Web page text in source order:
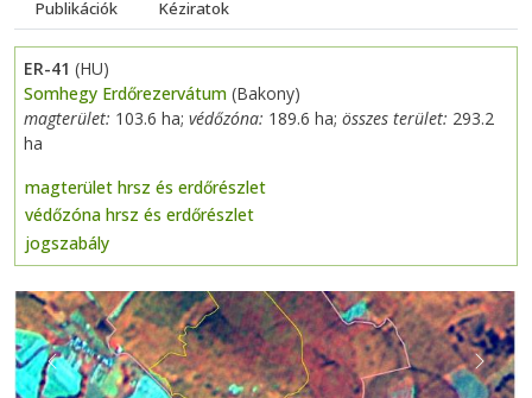
Publikációk
Kéziratok
ER-41 (HU)
Somhegy Erdőrezervátum (Bakony)
magterület: 103.6 ha; védőzóna: 189.6 ha; összes terület: 293.2
ha
magterület hrsz és erdőrészlet
védőzóna hrsz és erdőrészlet
jogszabály
Previous Next